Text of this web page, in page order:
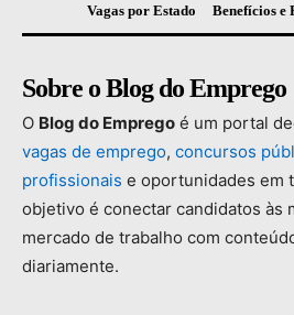
Vagas por Estado
Benefícios e
Sobre o Blog do Emprego
O Blog do Emprego é um portal
vagas de emprego, concursos
profissionais e oportunidades em
objetivo é conectar candidatos às
mercado de trabalho com
diariamente.